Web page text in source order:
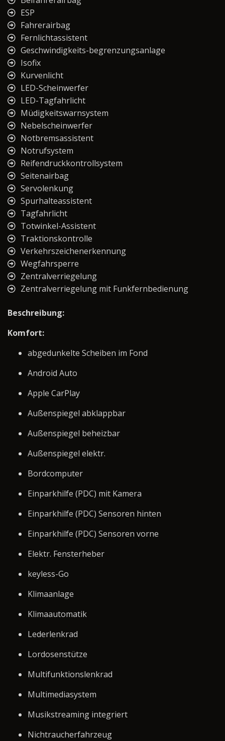
ESP
Fahrerairbag
Fernlichtassistent
Geschwindigkeits-begrenzungsanlage
Isofix
Kurvenlicht
LED-Scheinwerfer
LED-Tagfahrlicht
Müdigkeitswarnsystem
Nebelscheinwerfer
Notbremsassistent
Notrufsystem
Reifendruckkontrollsystem
Seitenairbag
Servolenkung
Spurhalteassistent
Tagfahrlicht
Totwinkel-Assistent
Traktionskontrolle
Verkehrszeichenerkennung
Wegfahrsperre
Zentralverriegelung
Zentralverriegelung mit Funkfernbedienung
Beschreibung:
Komfort:
abgedunkelte Scheiben im Fond
Android Auto
Apple CarPlay
Außenspiegel abklappbar
Außenspiegel beheizbar
Außenspiegel elektr.
Bordcomputer
Einparkhilfe (PDC) mit Kamera
Einparkhilfe (PDC) Sensoren hinten
Einparkhilfe (PDC) Sensoren vorne
Elektr. Fensterheber
keyless-Go
Klimaanlage
Klimaautomatik
Lederlenkrad
Lordosenstütze
Multifunktionslenkrad
Multimediasystem
Musikstreaming integriert
Nichtraucherfahrzeug